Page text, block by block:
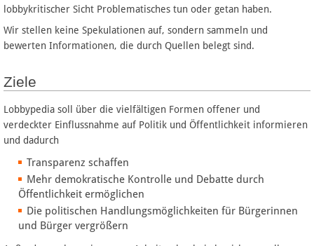
lobbykritischer Sicht Problematisches tun oder getan haben.
Wir stellen keine Spekulationen auf, sondern sammeln und
bewerten Informationen, die durch Quellen belegt sind.
Ziele
Lobbypedia soll über die vielfältigen Formen offener und
verdeckter Einflussnahme auf Politik und Öffentlichkeit informieren
und dadurch
Transparenz schaffen
Mehr demokratische Kontrolle und Debatte durch
Öffentlichkeit ermöglichen
Die politischen Handlungsmöglichkeiten für Bürgerinnen
und Bürger vergrößern